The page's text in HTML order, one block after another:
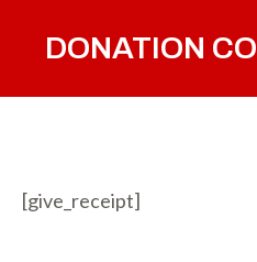
DONATION
[give_receipt]